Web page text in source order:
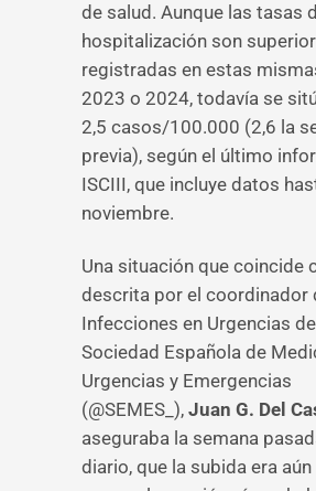
de salud. Aunque las tasas
hospitalización son
registradas en estas
2023 o 2024, todavía se
2,5 casos/100.000 (2,6 la
previa), según el último
ISCIII, que incluye datos
noviembre.
Una situación que coincide
descrita por el coordinador
Infecciones en Urgencias
Sociedad Española de
Urgencias y Emergencias
(@SEMES_), Juan G. Del
aseguraba la semana
diario, que la subida era aún